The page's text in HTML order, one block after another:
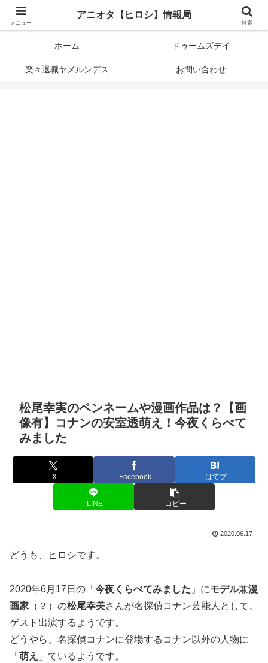
アニメオタクで元サラリーマンの独自な目線から、おすすめなどの紹介や気に
ホーム ドゥームズデイ
楽々退職ヤメルンデス お問い合わせ
松尾幸実のペンネームや漫画作品は？【画
像有】コナンの安室透萌え！今夜くらべて
みました
X Facebook はてブ
LINE コピー
2020.06.17
どうも、ヒロシです。
2020年6月17日の「 今夜くらべてみました 」にモデル兼漫
画家 （？）の松尾幸美さんが名探偵コナン芸能人として、
ゲスト出演するようです。
どうやら、名探偵コナンに登場するコナン以外の人物に
「 萌え 」ているようです。
メニュー
アニオタ【ヒロシ】情報局
検索